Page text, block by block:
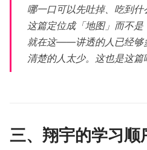
哪一口可以先吐掉、吃到
这篇定位成「地图」而不
就在这——讲透的人已经够
清楚的人太少。这也是这篇
三、翔宇的学习顺